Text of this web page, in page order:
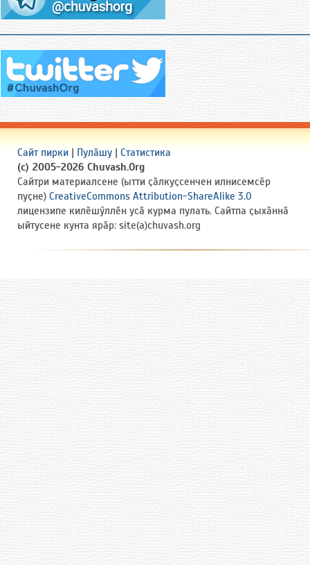
Сайт пирки | Пулӑшу | Статистика
(c) 2005-2026 Chuvash.Org
Сайтри материалсене (ытти ҫӑлкуҫсенчен илнисемсӗр
пуҫне) CreativeCommons Attribution-ShareAlike 3.0
лицензипе килӗшӳллӗн усӑ курма пулать. Сайтпа ҫыхӑннӑ
ыйтусене кунта ярӑр: site(a)chuvash.org